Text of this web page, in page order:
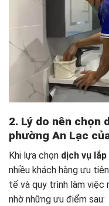
2. Lý do nên chọn
phường An Lạc
Khi lựa chọn dịch vụ
nhiều khách hàng ưu
tế và quy trình làm việc
nhờ những ưu điểm sau: